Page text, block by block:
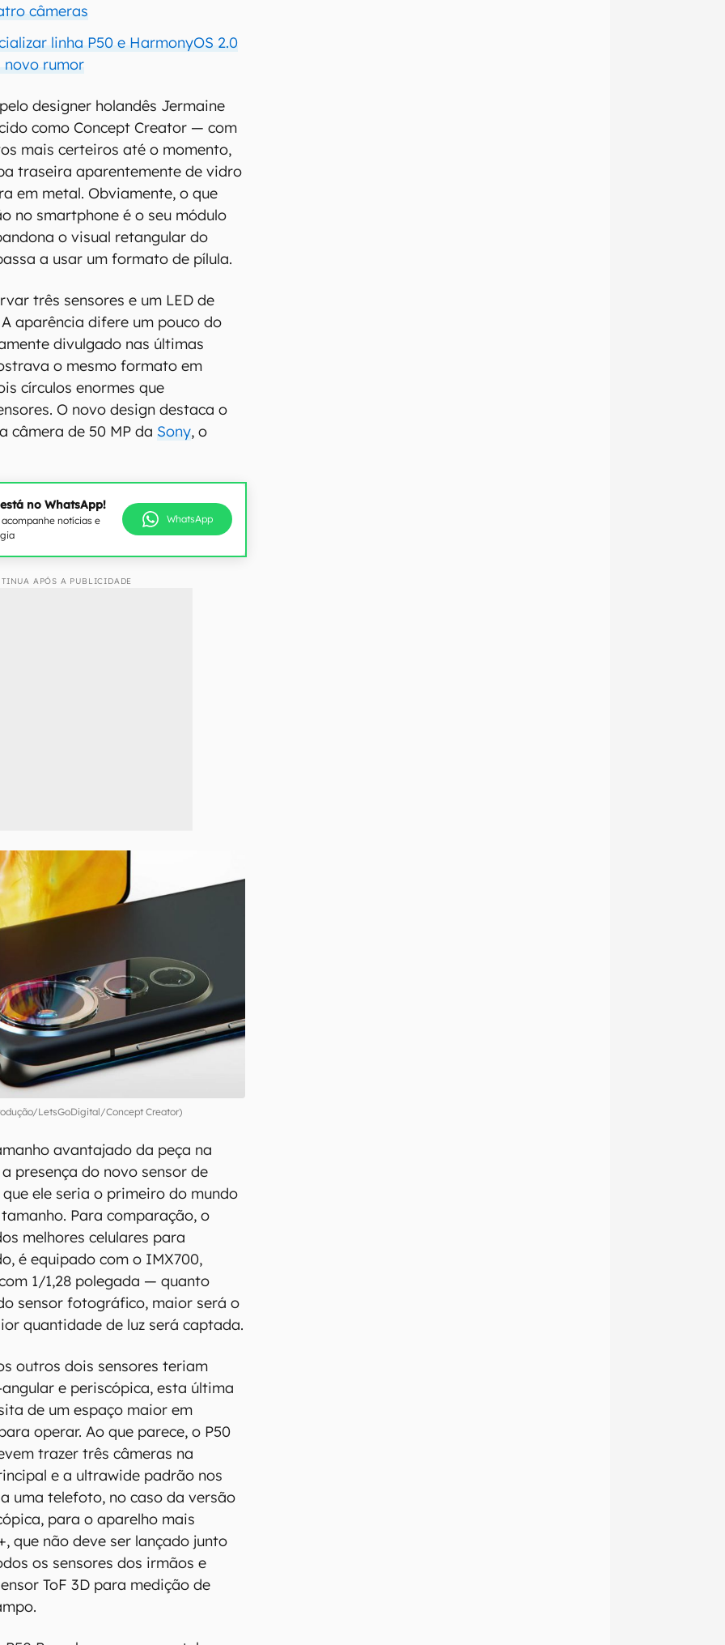
câmeras
linha P50 e HarmonyOS 2.0
novo rumor
designer holandês Jermaine
como Concept Creator — com
mais certeiros até o momento,
traseira aparentemente de vidro
em metal. Obviamente, o que
no smartphone é o seu módulo
o visual retangular do
a usar um formato de pílula.
três sensores e um LED de
aparência difere um pouco do
divulgado nas últimas
o mesmo formato em
círculos enormes que
O novo design destaca o
câmera de 50 MP da Sony, o
no WhatsApp!
notícias e
WhatsApp
APÓS A PUBLICIDADE
LetsGoDigital/Concept Creator)
avantajado da peça na
presença do novo sensor de
ele seria o primeiro do mundo
Para comparação, o
melhores celulares para
é equipado com o IMX700,
1/1,28 polegada — quanto
sensor fotográfico, maior será o
quantidade de luz será captada.
outros dois sensores teriam
e periscópica, esta última
de um espaço maior em
operar. Ao que parece, o P50
trazer três câmeras na
e a ultrawide padrão nos
uma telefoto, no caso da versão
para o aparelho mais
que não deve ser lançado junto
os sensores dos irmãos e
ToF 3D para medição de